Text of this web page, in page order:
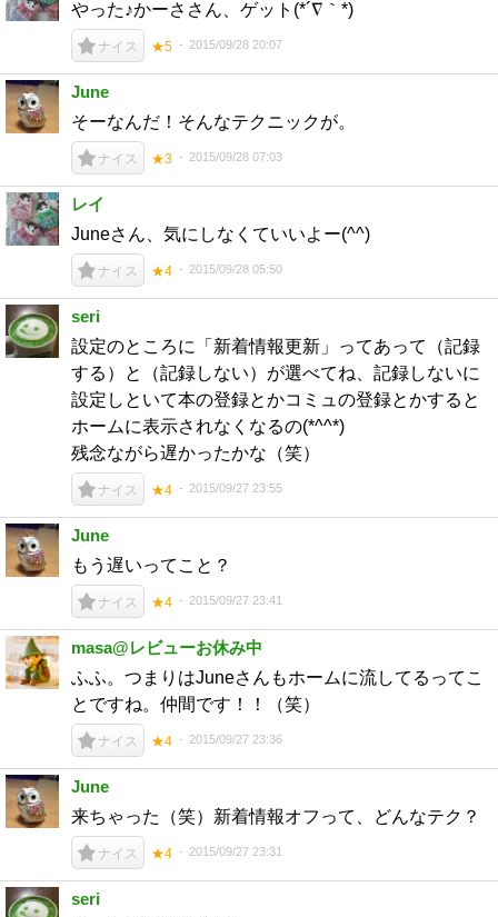
やった♪かーささん、ゲット(*´∇｀*)
ナイス ★5 2015/09/28 20:07
June
そーなんだ！そんなテクニックが。
ナイス ★3 2015/09/28 07:03
レイ
Juneさん、気にしなくていいよー(^^)
ナイス ★4 2015/09/28 05:50
seri
設定のところに「新着情報更新」ってあって（記録
する）と（記録しない）が選べてね、記録しないに
設定しといて本の登録とかコミュの登録とかすると
ホームに表示されなくなるの(*^^*)
残念ながら遅かったかな（笑）
ナイス ★4 2015/09/27 23:55
June
もう遅いってこと？
ナイス ★4 2015/09/27 23:41
masa@レビューお休み中
ふふ。つまりはJuneさんもホームに流してるってこ
とですね。仲間です！！（笑）
ナイス ★4 2015/09/27 23:36
June
来ちゃった（笑）新着情報オフって、どんなテク？
ナイス ★4 2015/09/27 23:31
seri